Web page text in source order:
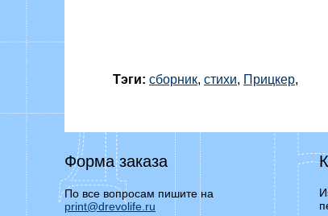
Тэги: сборник, стихи, Прицкер,
Форма заказа
По все вопросам пишите на
print@drevolife.ru